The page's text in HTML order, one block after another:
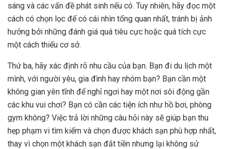
sáng và các vấn đề phát sinh nếu có. Tuy nhiên, hãy đọc một
cách có chọn lọc để có cái nhìn tổng quan nhất, tránh bị ảnh
hưởng bởi những đánh giá quá tiêu cực hoặc quá tích cực
một cách thiếu cơ sở.
Thứ ba, hãy xác định rõ nhu cầu của bạn. Bạn đi du lịch một
mình, với người yêu, gia đình hay nhóm bạn? Bạn cần một
không gian yên tĩnh để nghỉ ngơi hay một nơi sôi động gần
các khu vui chơi? Bạn có cần các tiện ích như hồ bơi, phòng
gym không? Việc trả lời những câu hỏi này sẽ giúp bạn thu
hẹp phạm vi tìm kiếm và chọn được khách sạn phù hợp nhất,
thay vì chọn một khách sạn đắt tiền nhưng lại không sử